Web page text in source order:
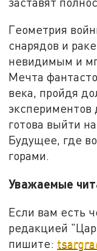
Геометрия
снарядов и
невидимым и
Мечта
века, пройдя
экспериментов
готова выйти
Будущее, где
горами.
Уважаемые
Если вам есть
редакцией
пишите: